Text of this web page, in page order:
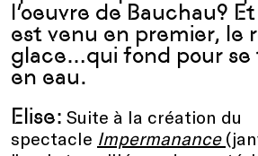
l’oeuvre de Bauchau?
est venu en premier, le
glace…qui fond pour
en eau.
Elise: Suite à la création du
spectacle Impermanance